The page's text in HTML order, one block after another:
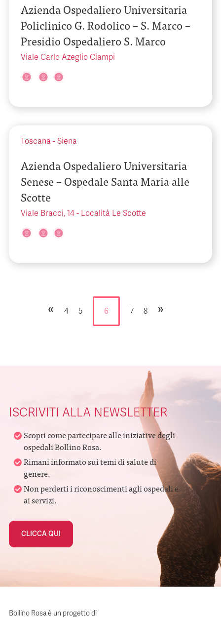
Azienda Ospedaliero Universitaria
Policlinico G. Rodolico – S. Marco –
Presidio Ospedaliero S. Marco
Viale Carlo Azeglio Ciampi
Toscana - Siena
Azienda Ospedaliero Universitaria
Senese – Ospedale Santa Maria alle
Scotte
Viale Bracci, 14 - Località Le Scotte
« 4 5 6 7 8 »
ISCRIVITI ALLA NEWSLETTER
Scopri come partecipare alle iniziative degli
ospedali Bollino Rosa.
Rimani informato sui temi di salute di
genere.
Non perderti i riconoscimenti agli ospedali e
ai servizi.
CLICCA QUI
Bollino Rosa è un progetto di